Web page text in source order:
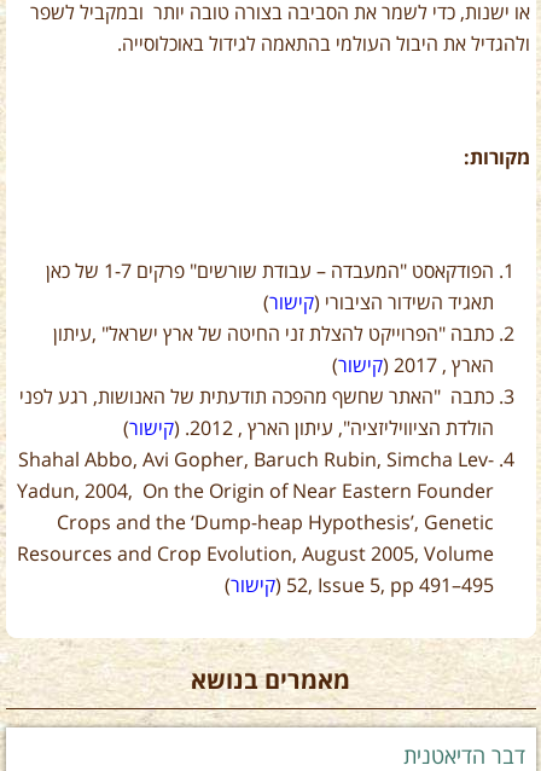
או ישנות, כדי לשמר את הסביבה בצורה טובה יותר ובמקביל לשפר
ולהגדיל את היבול העולמי בהתאמה לגידול באוכלוסייה.
מקורות:
הפודקאסט "המעבדה – עבודת שורשים" פרקים 1-7 של כאן
תאגיד השידור הציבורי (קישור)
כתבה "הפרוייקט להצלת זני החיטה של ארץ ישראל" ,עיתון
הארץ , 2017 (
קישור)
כתבה "האתר שחשף מהפכה תודעתית של האנושות, רגע לפני
הולדת הציוויליזציה", עיתון הארץ , 2012. (
קישור)
Shahal Abbo, Avi Gopher, Baruch Rubin, Simcha Lev-
Yadun, 2004, On the Origin of Near Eastern Founder
Crops and the ‘Dump-heap Hypothesis’, Genetic
Resources and Crop Evolution, August 2005, Volume
52, Issue 5, pp 491–495 ( קישור)
מאמרים בנושא
דבר הדיאטנית